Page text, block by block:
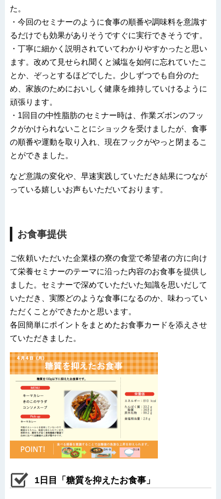
た。
・今回のセミナーのように食事の順番や調味料を意識す
るだけでも効果がありそうですぐに実行できそうです。
・丁寧に細かく説明されていてわかりやすかったと思い
ます。改めて見せられ聞くと減塩を如何に忘れていたこ
とか、ぞっとするほどでした。少しずつでも自分のた
め、家族のためにおいしく健康を維持していけるように
頑張ります。
・1回目の中性脂肪のセミナー時は、作業ズボンのフッ
クがかけられないことにショックを受けましたが、食事
の順番や運動を取り入れ、現在フックがやっと閉まるこ
とができました。
など意識の変化や、早速実践していただき結果につなが
っている嬉しいお声もいただいております。
お食事提供
ご依頼いただいた企業様の寮の食堂で希望者の方に向け
て栄養セミナーのテーマに沿った内容のお食事を提供し
ました。セミナーで深めていただいた知識を思いだして
いただき、実際どのような食事になるのか、味わってい
ただくことができたかと思います。
各回簡単にポイントをまとめたお食事カードを添えさせ
ていただきました。
1日目「糖質を抑えたお食事」